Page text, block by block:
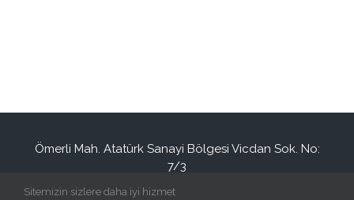
Ömerli Mah. Atatürk Sanayi Bölgesi Vicdan Sok. No:
7/3
Sitemizin sizlere daha iyi hizmet